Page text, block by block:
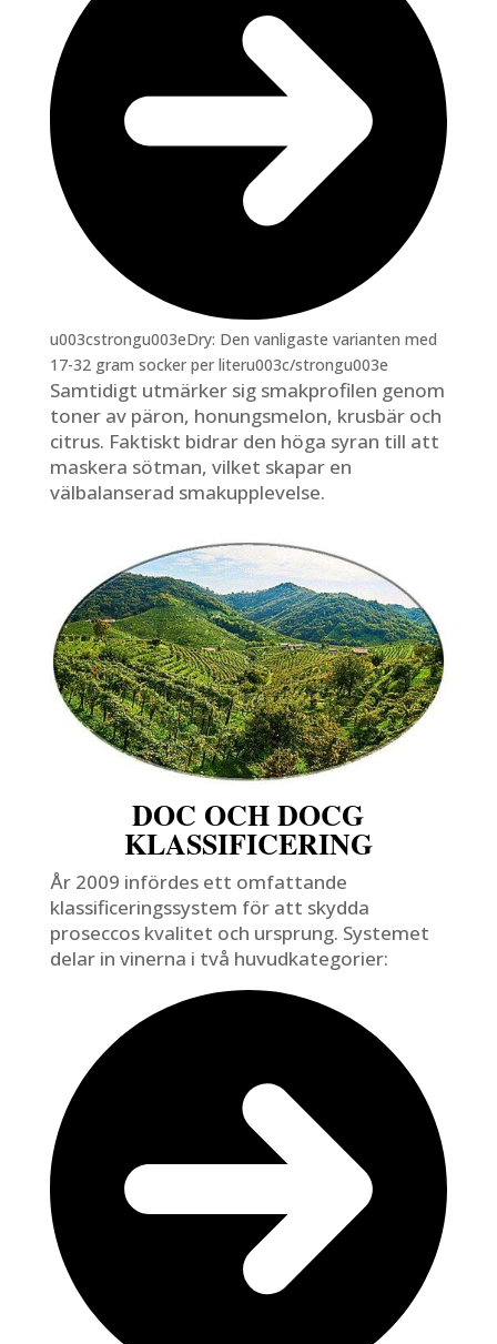
u003cstrongu003eDry: Den vanligaste varianten med
17-32 gram socker per literu003c/strongu003e
Samtidigt utmärker sig smakprofilen genom
toner av päron, honungsmelon, krusbär och
citrus. Faktiskt bidrar den höga syran till att
maskera sötman, vilket skapar en
välbalanserad smakupplevelse.
DOC OCH DOCG
KLASSIFICERING
År 2009 infördes ett omfattande
klassificeringssystem för att skydda
proseccos kvalitet och ursprung. Systemet
delar in vinerna i två huvudkategorier: